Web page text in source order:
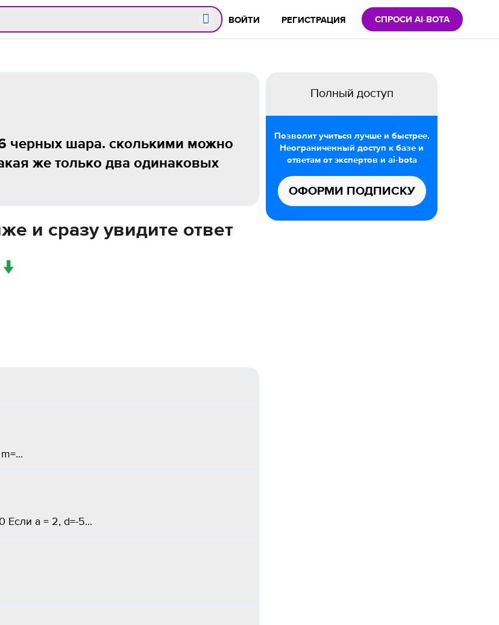
ВОЙТИ РЕГИСТРАЦИЯ СПРОСИ AI-BOTA
черных шара. сколькими можно
же только два одинаковых
и сразу увидите ответ
↓
Если а = 2, d=-5​...
Полный доступ
Позволит учиться лучше и быстрее.
Неограниченный доступ к базе и
ответам от экспертов и ai-bota
ОФОРМИ ПОДПИСКУ